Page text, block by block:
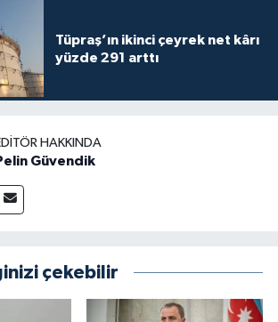
Tüpraş’ın ikinci çeyrek net kârı
yüzde 291 arttı
HAKKINDA
Güvendik
çekebilir